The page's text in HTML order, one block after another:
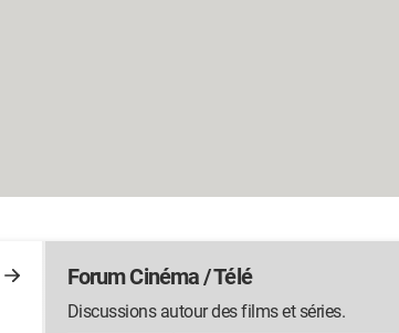
Forum Cinéma / Télé
Discussions autour des films et séries.